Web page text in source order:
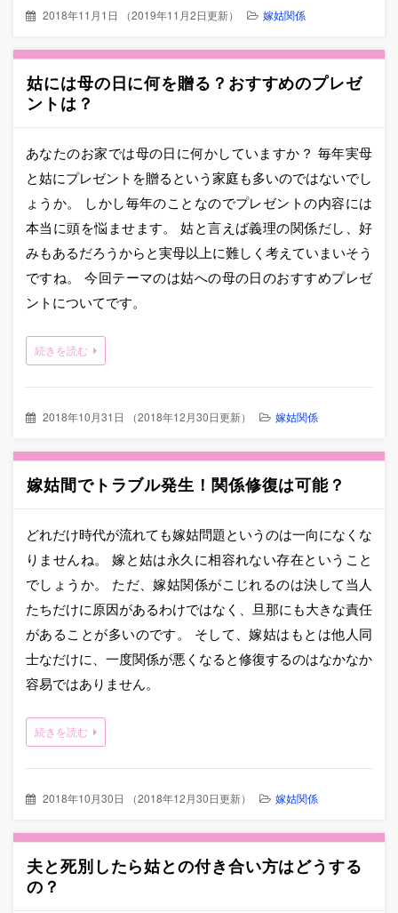
2018年11月1日 （2019年11月2日更新） 嫁姑関係
姑には母の日に何を贈る？おすすめのプレゼ
ントは？
あなたのお家では母の日に何かしていますか？ 毎年実母
と姑にプレゼントを贈るという家庭も多いのではないでし
ょうか。 しかし毎年のことなのでプレゼントの内容には
本当に頭を悩ませます。 姑と言えば義理の関係だし、好
みもあるだろうからと実母以上に難しく考えていまいそう
ですね。 今回テーマのは姑への母の日のおすすめプレゼ
ントについてです。
続きを読む
2018年10月31日 （2018年12月30日更新） 嫁姑関係
嫁姑間でトラブル発生！関係修復は可能？
どれだけ時代が流れても嫁姑問題というのは一向になくな
りませんね。 嫁と姑は永久に相容れない存在ということ
でしょうか。 ただ、嫁姑関係がこじれるのは決して当人
たちだけに原因があるわけではなく、旦那にも大きな責任
があることが多いのです。 そして、嫁姑はもとは他人同
士なだけに、一度関係が悪くなると修復するのはなかなか
容易ではありません。
続きを読む
2018年10月30日 （2018年12月30日更新） 嫁姑関係
夫と死別したら姑との付き合い方はどうする
の？